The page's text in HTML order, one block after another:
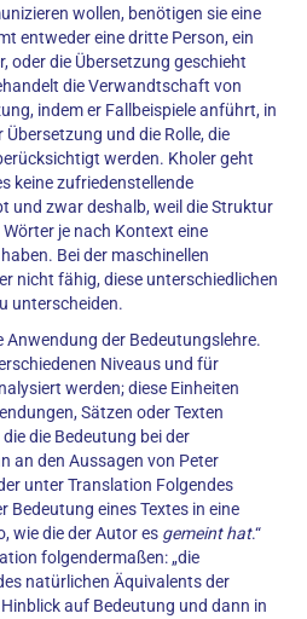
wollen, benötigen sie eine
entweder eine dritte Person, ein
oder die Übersetzung geschieht
die Verwandtschaft von
indem er Fallbeispiele anführt, in
und die Rolle, die
werden. Kholer geht
keine zufriedenstellende
und zwar deshalb, weil die Struktur
je nach Kontext eine
Bei der maschinellen
nicht fähig, diese unterschiedlichen
unterscheiden.
der Bedeutungslehre.
Niveaus und für
werden; diese Einheiten
Sätzen oder Texten
die Bedeutung bei der
an den Aussagen von Peter
unter Translation Folgendes
Bedeutung eines Textes in eine
wie die der Autor es gemeint hat.“
folgendermaßen: „die
natürlichen Äquivalents der
auf Bedeutung und dann in